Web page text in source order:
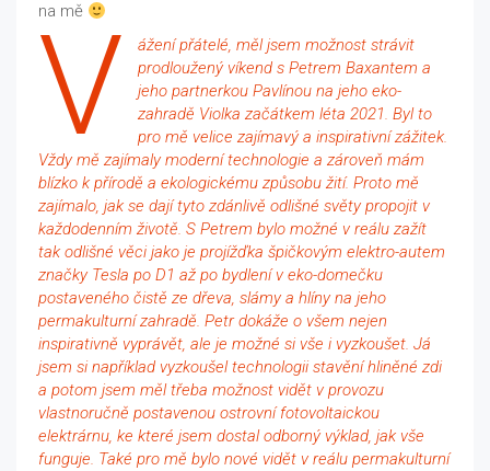
na mě
V
ážení přátelé, měl jsem možnost strávit
prodloužený víkend s Petrem Baxantem a
jeho partnerkou Pavlínou na jeho eko-
zahradě Violka začátkem léta 2021. Byl to
pro mě velice zajímavý a inspirativní zážitek.
Vždy mě zajímaly moderní technologie a zároveň mám
blízko k přírodě a ekologickému způsobu žití. Proto mě
zajímalo, jak se dají tyto zdánlivě odlišné světy propojit v
každodenním životě. S Petrem bylo možné v reálu zažít
tak odlišné věci jako je projížďka špičkovým elektro-autem
značky Tesla po D1 až po bydlení v eko-domečku
postaveného čistě ze dřeva, slámy a hlíny na jeho
permakulturní zahradě. Petr dokáže o všem nejen
inspirativně vyprávět, ale je možné si vše i vyzkoušet. Já
jsem si například vyzkoušel technologii stavění hliněné zdi
a potom jsem měl třeba možnost vidět v provozu
vlastnoručně postavenou ostrovní fotovoltaickou
elektrárnu, ke které jsem dostal odborný výklad, jak vše
funguje. Také pro mě bylo nové vidět v reálu permakulturní